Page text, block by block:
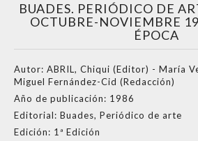
BUADES. PERIÓDICO DE
OCTUBRE-NOVIEMBRE
ÉPOCA
Autor: ABRIL, Chiqui (Editor) - María
Miguel Fernández-Cid (Redacción)
Año de publicación: 1986
Editorial: Buades, Periódico de arte
Edición: 1ª Edición